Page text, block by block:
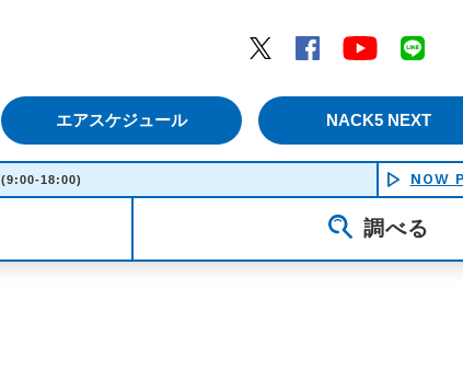
Twitter
Facebook YouTube
エアスケジュール NACK5 NEXT
(9:00-18:00) NOW
調べる